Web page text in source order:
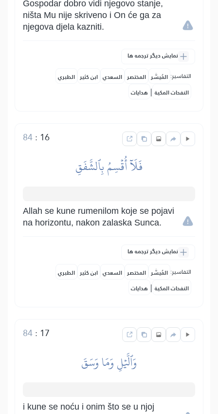
Gospodar dobro vidi njegovo stanje,
ništa Mu nije skriveno i On će ga za
njegova djela kazniti.
نمایش دیگر ترجمه ها
التفاسير: المُيسَّر المختصر السعدي ابن كثير الطبري
النفحات المكية | هدايات
16
:
84
فَلَآ أُقۡسِمُ بِٱلشَّفَقِ
Allah se kune rumenilom koje se pojavi
na horizontu, nakon zalaska Sunca.
نمایش دیگر ترجمه ها
التفاسير: المُيسَّر المختصر السعدي ابن كثير الطبري
النفحات المكية | هدايات
17
:
84
وَٱلَّيۡلِ وَمَا وَسَقَ
i kune se noću i onim što se u njoj